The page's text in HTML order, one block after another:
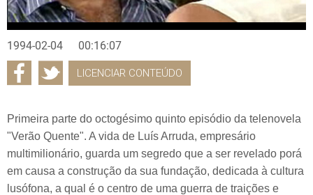
1994-02-04 00:16:07
LICENCIAR CONTEÚDO
Primeira parte do octogésimo quinto episódio da telenovela
"Verão Quente". A vida de Luís Arruda, empresário
multimilionário, guarda um segredo que a ser revelado porá
em causa a construção da sua fundação, dedicada à cultura
lusófona, a qual é o centro de uma guerra de traições e